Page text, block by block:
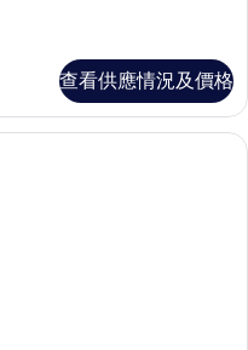
查看供應情況及價格